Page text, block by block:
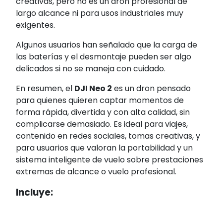
largo alcance ni para usos industriales muy
exigentes.
Algunos usuarios han señalado que la carga de
las baterías y el desmontaje pueden ser algo
delicados si no se maneja con cuidado.
En resumen, el DJI Neo 2 es un dron pensado
para quienes quieren captar momentos de
forma rápida, divertida y con alta calidad, sin
complicarse demasiado. Es ideal para viajes,
contenido en redes sociales, tomas creativas, y
para usuarios que valoran la portabilidad y un
sistema inteligente de vuelo sobre prestaciones
extremas de alcance o vuelo profesional.
Incluye: